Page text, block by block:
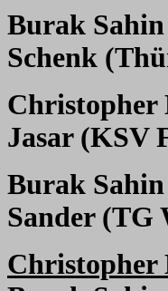
Burak
Schenk
Christopher
Jasar (KSV
Burak
Sander (TG
Christopher